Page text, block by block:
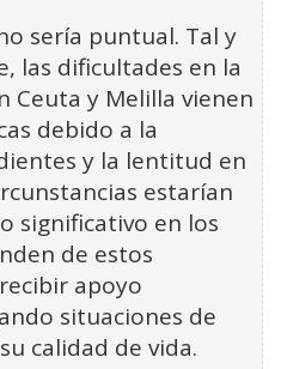
sería puntual. Tal y
las dificultades en la
Ceuta y Melilla vienen
debido a la
y la lentitud en
estarían
significativo en los
de estos
apoyo
situaciones de
calidad de vida.